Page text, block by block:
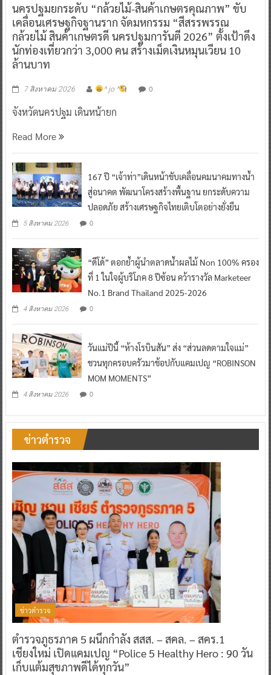
นครปฐมยกระดับ “กล้วยไม้-สินค้าเกษตรคุณภาพ” ขับ
เคลื่อนเศรษฐกิจฐานราก จัดมหกรรม “สีสรรพรรณ
กล้วยไม้ สินค้าเกษตรดี นครปฐมการันตี 2026” ตั้งเป้าดึง
นักท่องเที่ยวกว่า 3,000 คน สร้างเม็ดเงินหมุนเวียน 10
ล้านบาท
7 สิงหาคม 2026 ^ jo ^ 0
จังหวัดนครปฐม เดินหน้ายก
Read More
167 ปี “เจ้าท่า”เดินหน้าขับเคลื่อนคมนาคมทางน้ำ
สู่อนาคต พัฒนาโครงสร้างพื้นฐาน ยกระดับความ
ปลอดภัย สร้างเศรษฐกิจไทยเติบโตอย่างยั่งยืน
5 สิงหาคม 2026 0
“ดีโด้” ตอกย้ำผู้นำตลาดน้ำผลไม้ Non 100% ครอง
ที่ 1 ในใจผู้บริโภค 8 ปีซ้อน คว้ารางวัล Marketeer
No.1 Brand Thailand 2025-2026
4 สิงหาคม 2026 0
วันแม่ปีนี้ “ห้างโรบินสัน” ส่ง “ส่วนลดตามใจแม่”
ชวนทุกครอบครัวมาช้อปกับแคมเปญ “ROBINSON
MOM MOMENTS”
4 สิงหาคม 2026 0
ข่าวตำรวจ
ข่าวตำรวจ
ตำรวจภูธรภาค 5 ผนึกกำลัง สสส. – สคล. – สคร.1
เชียงใหม่ เปิดแคมเปญ “Police 5 Healthy Hero : 90 วัน
เก็บแต้มสุขภาพดีได้ทุกวัน”